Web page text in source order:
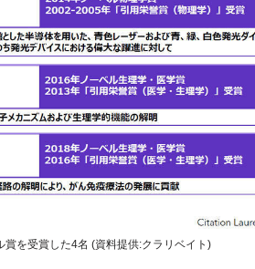
を受賞した4名 (資料提供:クラリベイト)